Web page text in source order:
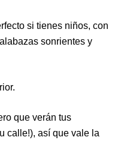
si tienes niños, con
sonrientes y
que verán tus
calle!), así que vale la